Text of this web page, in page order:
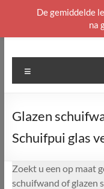
naar
Glazen
Schuifpui glas
Zoekt u een op maat
schuifwand of glazen
De gemiddelde
na